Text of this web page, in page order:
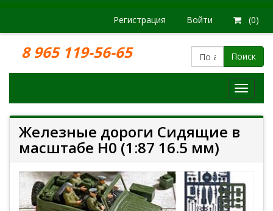
Регистрация Войти (0)
8 965 119-56-65 Поиск
Модели
дорог
Железные дороги Сидящие в
масштабе H0 (1:87 16.5 мм)